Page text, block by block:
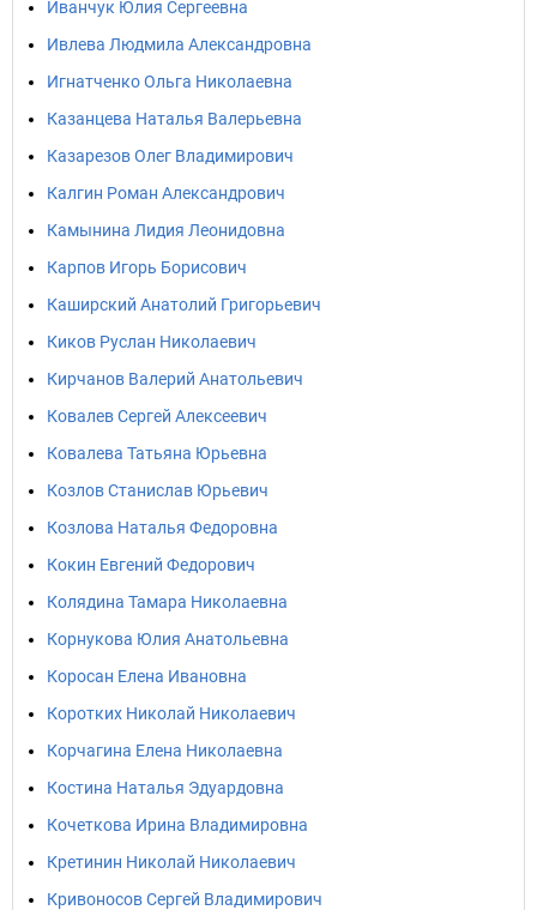
Иванчук Юлия Сергеевна
Ивлева Людмила Александровна
Игнатченко Ольга Николаевна
Казанцева Наталья Валерьевна
Казарезов Олег Владимирович
Калгин Роман Александрович
Камынина Лидия Леонидовна
Карпов Игорь Борисович
Каширский Анатолий Григорьевич
Киков Руслан Николаевич
Кирчанов Валерий Анатольевич
Ковалев Сергей Алексеевич
Ковалева Татьяна Юрьевна
Козлов Станислав Юрьевич
Козлова Наталья Федоровна
Кокин Евгений Федорович
Колядина Тамара Николаевна
Корнукова Юлия Анатольевна
Коросан Елена Ивановна
Коротких Николай Николаевич
Корчагина Елена Николаевна
Костина Наталья Эдуардовна
Кочеткова Ирина Владимировна
Кретинин Николай Николаевич
Кривоносов Сергей Владимирович